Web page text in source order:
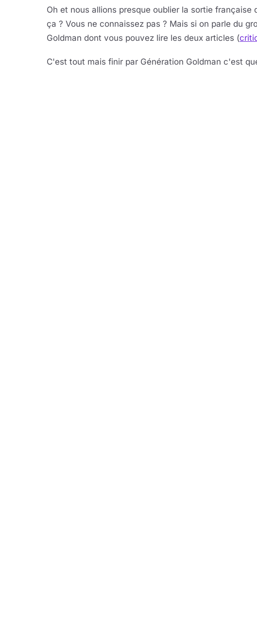
YouTube · le lecteur se charge
Oh et nous allions presque oublier la sortie française
ça ? Vous ne connaissez pas ? Mais si on parle du
Goldman dont vous pouvez lire les deux articles (
C'est tout mais finir par Génération Goldman c'est